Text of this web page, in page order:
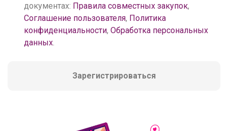
документах: Правила совместных закупок,
Соглашение пользователя, Политика
конфиденциальности, Обработка персональных
данных
Зарегистрироваться